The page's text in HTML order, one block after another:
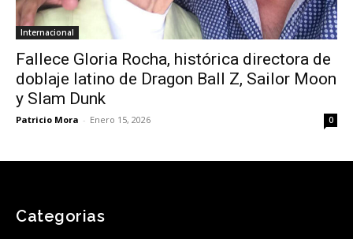
Internacional
Fallece Gloria Rocha, histórica directora de
doblaje latino de Dragon Ball Z, Sailor Moon
y Slam Dunk
Patricio Mora - Enero 15, 2026 0
Categorias